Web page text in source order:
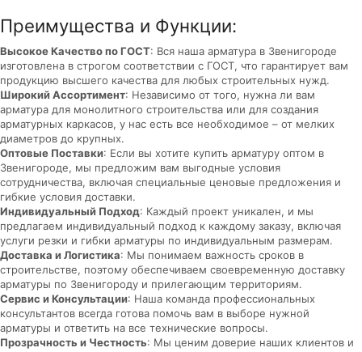
Преимущества и Функции:
Высокое Качество по ГОСТ: Вся наша арматура в Звенигороде
изготовлена в строгом соответствии с ГОСТ, что гарантирует вам
продукцию высшего качества для любых строительных нужд.
Широкий Ассортимент: Независимо от того, нужна ли вам
арматура для монолитного строительства или для создания
арматурных каркасов, у нас есть все необходимое – от мелких
диаметров до крупных.
Оптовые Поставки: Если вы хотите купить арматуру оптом в
Звенигороде, мы предложим вам выгодные условия
сотрудничества, включая специальные ценовые предложения и
гибкие условия доставки.
Индивидуальный Подход: Каждый проект уникален, и мы
предлагаем индивидуальный подход к каждому заказу, включая
услуги резки и гибки арматуры по индивидуальным размерам.
Доставка и Логистика: Мы понимаем важность сроков в
строительстве, поэтому обеспечиваем своевременную доставку
арматуры по Звенигороду и прилегающим территориям.
Сервис и Консультации: Наша команда профессиональных
консультантов всегда готова помочь вам в выборе нужной
арматуры и ответить на все технические вопросы.
Прозрачность и Честность: Мы ценим доверие наших клиентов и